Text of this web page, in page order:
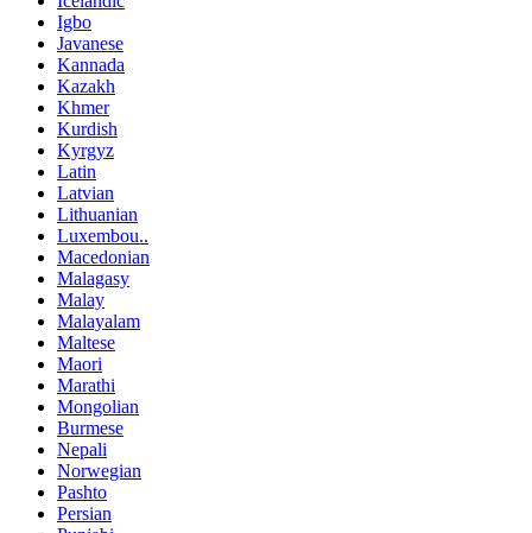
Igbo
Javanese
Kannada
Kazakh
Khmer
Kurdish
Kyrgyz
Latin
Latvian
Lithuanian
Luxembou..
Macedonian
Malagasy
Malay
Malayalam
Maltese
Maori
Marathi
Mongolian
Burmese
Nepali
Norwegian
Pashto
Persian